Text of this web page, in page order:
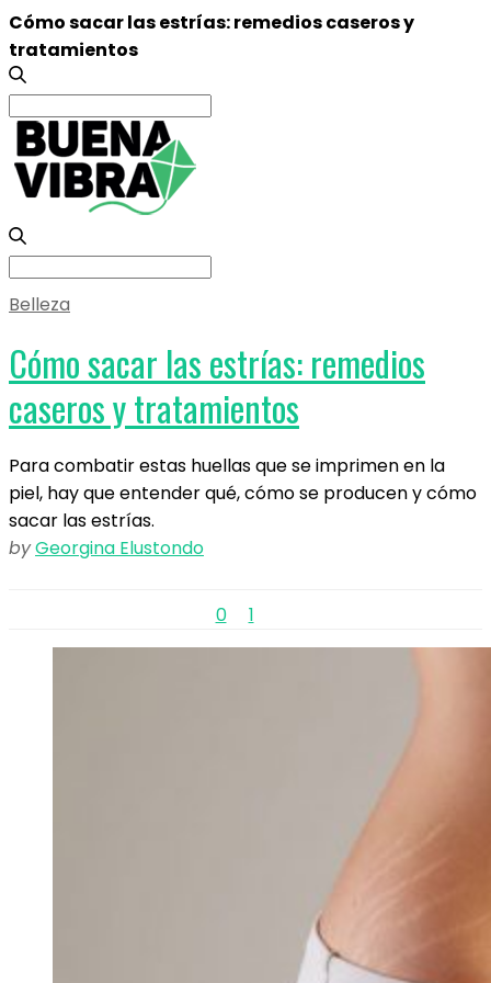
Cómo sacar las estrías: remedios caseros y
tratamientos
Search
for:
Search
Belleza
Cómo sacar las estrías: remedios
caseros y tratamientos
Para combatir estas huellas que se imprimen en la
piel, hay que entender qué, cómo se producen y cómo
sacar las estrías.
byGeorgina Elustondo
0 1